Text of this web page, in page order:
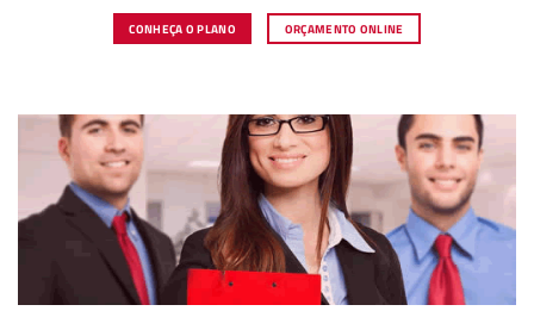
CONHEÇA O PLANO ORÇAMENTO ONLINE